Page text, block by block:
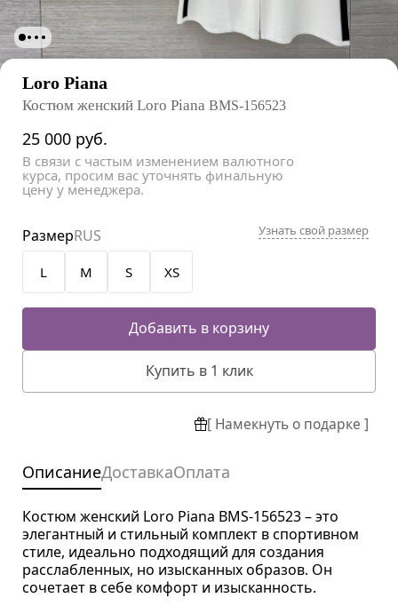
Loro Piana
Костюм женский Loro Piana BMS-156523
25 000 руб.
В связи с частым изменением валютного
курса, просим вас уточнять финальную
цену у менеджера.
L M S XS
РазмерRUS Узнать свой размер
Добавить в корзину
Купить в 1 клик
[ Намекнуть о подарке ]
ОписаниеДоставкаОплата
Костюм женский Loro Piana BMS-156523 – это
элегантный и стильный комплект в спортивном
стиле, идеально подходящий для создания
расслабленных, но изысканных образов. Он
сочетает в себе комфорт и изысканность.